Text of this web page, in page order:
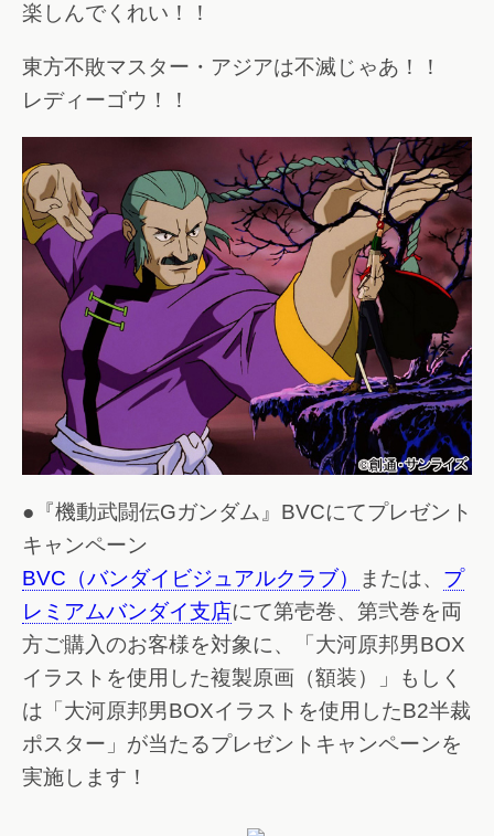
楽しんでくれい！！
東方不敗マスター・アジアは不滅じゃあ！！
レディーゴウ！！
●『機動武闘伝Gガンダム』BVCにてプレゼント
キャンペーン
BVC（バンダイビジュアルクラブ）
または、 プ
レミアムバンダイ支店にて第壱巻、第弐巻を両
方ご購入のお客様を対象に、「大河原邦男BOX
イラストを使用した複製原画（額装）」もしく
は「大河原邦男BOXイラストを使用したB2半裁
ポスター」が当たるプレゼントキャンペーンを
実施します！